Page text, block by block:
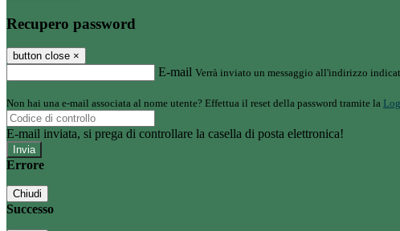
Recupero password
button close ×
E-mail Verrà inviato un messaggio all'indirizzo
Non hai una e-mail associata al nome utente? Effettua il reset della password tramite la
E-mail inviata, si prega di controllare la casella di posta elettronica!
Errore
Chiudi
Successo